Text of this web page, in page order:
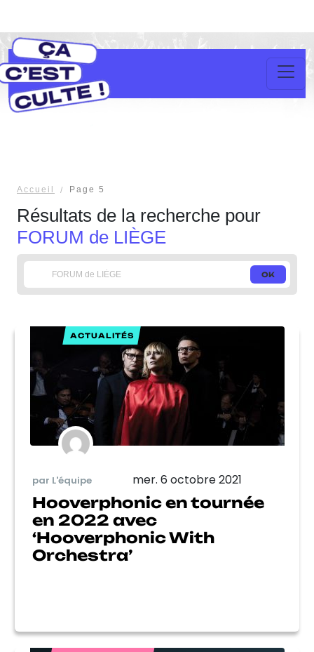
Accueil Page 5
Résultats de la recherche pour
FORUM de LIÈGE
ACTUALITÉS
par L'équipe mer. 6 octobre 2021
Hooverphonic en tournée
en 2022 avec
‘Hooverphonic With
Orchestra’